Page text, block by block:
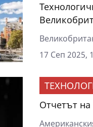
17 Сеп 2025,
Отчетът